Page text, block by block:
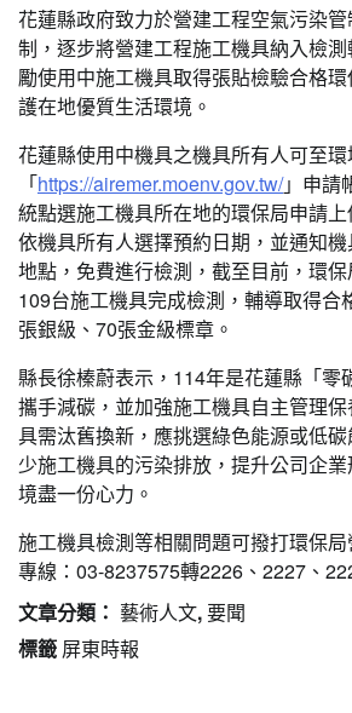
花蓮縣政府致力於營建工程空氣污染
制，逐步將營建工程施工機具納入檢
勵使用中施工機具取得張貼檢驗合格
護在地優質生活環境。
花蓮縣使用中機具之機具所有人可至
「https://airemer.moenv.gov.tw/」申請
統點選施工機具所在地的環保局申請
依機具所有人選擇預約日期，並通知
地點，免費進行檢測，截至目前，環
109台施工機具完成檢測，輔導取得合
張銀級、70張金級標章。
縣長徐榛蔚表示，114年是花蓮縣「零
攜手減碳，並加強施工機具自主管理
具需汰舊換新，應挑選綠色能源或低
少施工機具的污染排放，提升公司企
境盡一份心力。
施工機具檢測等相關問題可撥打環保
專線：03-8237575轉2226、2227、
文章分類： 藝術人文,要聞
標籤 屏東時報